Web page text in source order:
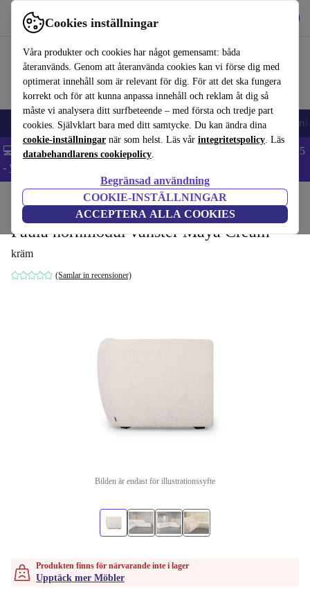
Cookies inställningar
Våra produkter och cookies har något gemensamt: båda
återanvänds. Genom att återanvända cookies kan vi förse dig med
optimerat innehåll som är relevant för dig. För att det ska fungera
korrekt och för att kunna anpassa innehåll och reklam åt dig så
måste vi analysera ditt surfbeteende – med första och tredje part
cookies. Självklart bara med ditt samtycke. Du kan ändra dina
cookie-inställningar när som helst. Läs vår integritetspolicy. Läs
databehandlarens cookiepolicy.
Begränsad användning
COOKIE-INSTÄLLNINGAR
ACCEPTERA ALLA COOKIES
Använd refurbed snabbt och enkelt
🎒 Back to school Mobiltelefoner Bärbara datorer Surfplattor
💻 Extra 5% rabatt på alla MacBooks och laptops - Code: LAPTOP5
- Villkor
Hushåll Möbler
Paula hörnmodul vänster Maya Cream
kräm
(Samlar in recensioner)
Bilden är endast för illustrationssyfte
Produkten finns för närvarande inte i lager
Upptäck mer Möbler